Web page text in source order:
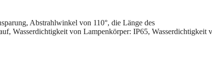
Abstrahlwinkel von 110°, die Länge des
Wasserdichtigkeit von Lampenkörper: IP65, Wasserdichtigkeit